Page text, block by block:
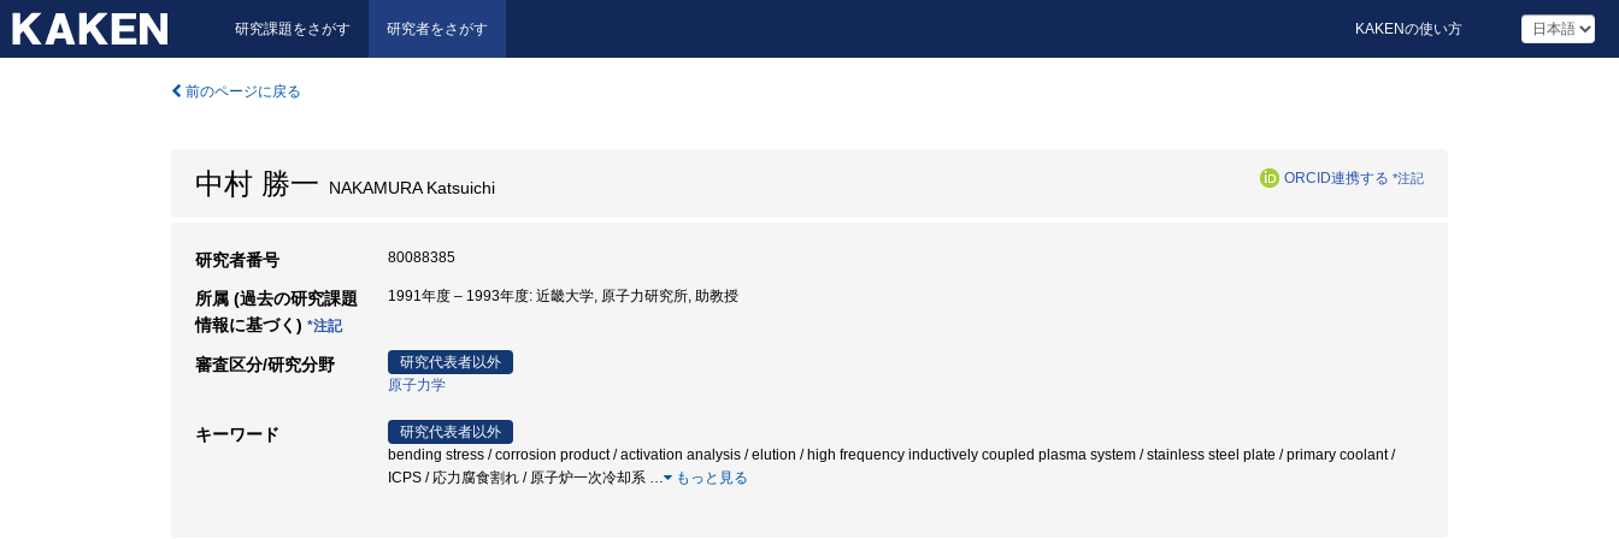
研究課題をさがす 研究者をさがす KAKENの使い方
前のページに戻る
中村 勝一 NAKAMURA Katsuichi ORCID連携する *注記
研究者番号 80088385
所属 (過去の研究課題
情報に基づく) *注記
1991年度 – 1993年度: 近畿大学, 原子力研究所, 助教授
審査区分/研究分野
研究代表者以外
原子力学
キーワード
研究代表者以外
bending stress / corrosion product / activation analysis / elution / high frequency inductively coupled plasma system / stainless steel plate / primary coolant /
ICPS / 応力腐食割れ / 原子炉一次冷却系 … もっと見る